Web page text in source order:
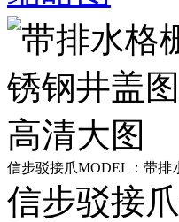
信步驳接爪MODEL：带排
信步驳接